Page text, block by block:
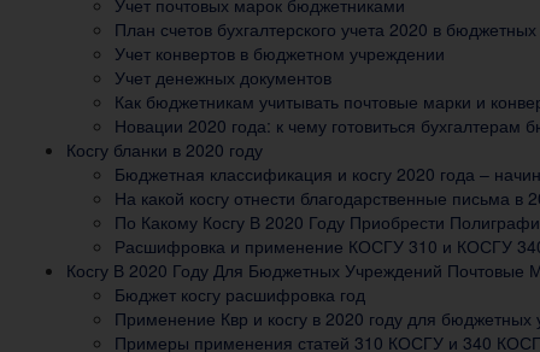
План счетов бухгалтерского учета 2020 в
Учет конвертов в бюджетном учреждении
Учет денежных документов
Как бюджетникам учитывать почтовые марки и
Новации 2020 года: к чему готовиться бухгалтерам
Косгу бланки в 2020 году
Бюджетная классификация и косгу 2020 года –
На какой косгу отнести благодарственные письма в
По Какому Косгу В 2020 Году Приобрести
Расшифровка и применение КОСГУ 310 и КОСГУ
Косгу В 2020 Году Для Бюджетных Учреждений Почтовые
Бюджет косгу расшифровка год
Применение Квр и косгу в 2020 году для бюджетных
Примеры применения статей 310 КОСГУ и 340